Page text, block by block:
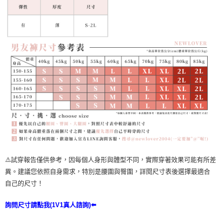
⚠️試穿報告僅供參考，因每個人身形與體型不同，實際穿著效果可能有所差
異。建議您依照自身需求，特別是腰圍與臀圍，詳閱尺寸表後選擇最適合
自己的尺寸！
詢問尺寸請點我(1V1真人諮詢)⬅️